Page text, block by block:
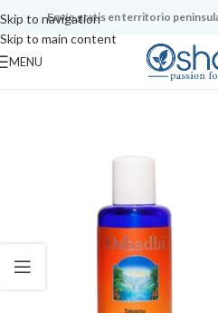
Skip to navigation
Skip to main content
Envío gratis en territorio
MENU